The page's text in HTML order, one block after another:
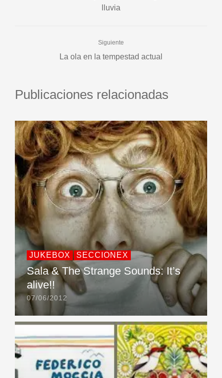
lluvia
Siguiente
La ola en la tempestad actual
Publicaciones relacionadas
JUKEBOX SECCIONEX
Sala & The Strange Sounds: It’s
alive!!
07/06/2012